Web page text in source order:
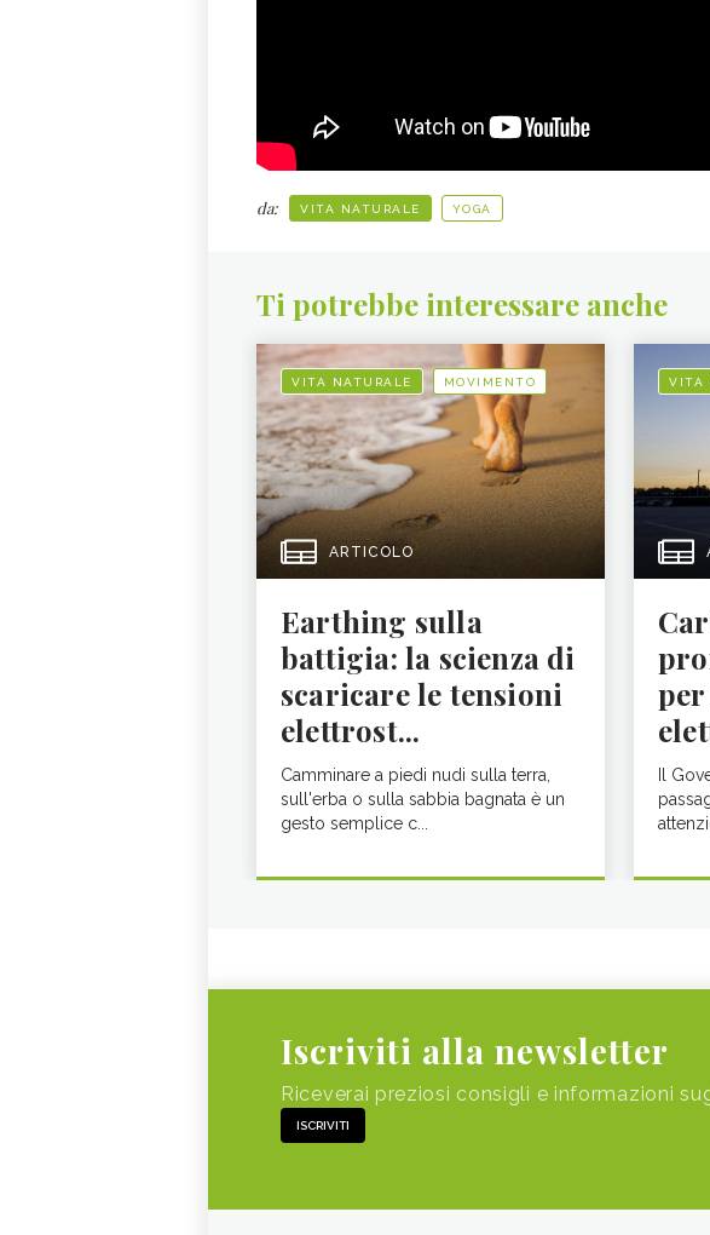
da: VITA NATURALE YOGA
Ti potrebbe interessare anche
VITA NATURALE MOVIMENTO
ARTICOLO
Earthing sulla
battigia: la scienza di
scaricare le tensioni
elettrost...
Camminare a piedi nudi sulla terra,
sull'erba o sulla sabbia bagnata è un
gesto semplice c...
VITA
Il
Iscriviti alla newsletter
Riceverai preziosi consigli e informazioni
ISCRIVITI